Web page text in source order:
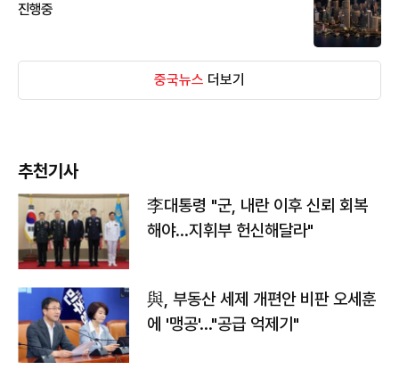
진행중
중국뉴스 더보기
추천기사
李대통령 "군, 내란 이후 신뢰 회복
해야…지휘부 헌신해달라"
與, 부동산 세제 개편안 비판 오세훈
에 '맹공'…"공급 억제기"